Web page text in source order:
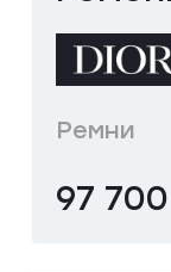
Ремни
97